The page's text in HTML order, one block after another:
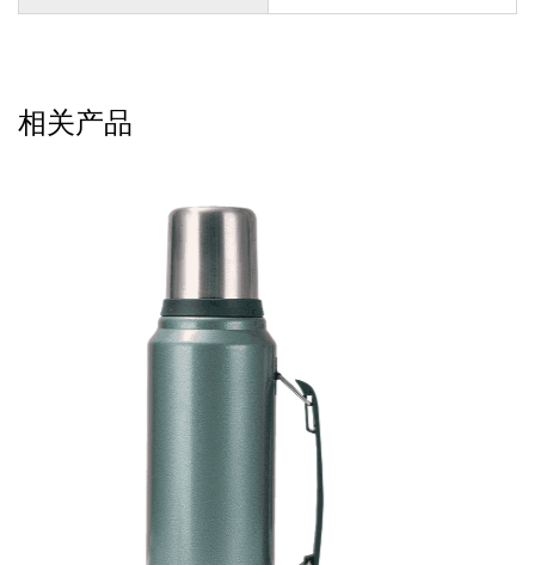
定期清洁翻盖和饮料口，以确保卫生并防止细菌生长。
用户A：这个汽车杯的防滑设计非常有用，我开车不用担
心它翻倒，很放心。
用户B：保温效果很好，早上放了热水，下午还暖和，很
用户C：翻盖真方便；我可以用一只手操作它，非常适合
相关产品